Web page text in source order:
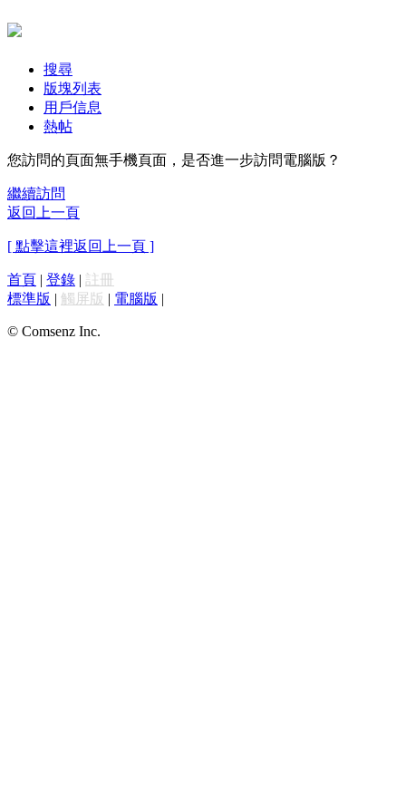
搜尋
版塊列表
用戶信息
熱帖
您訪問的頁面無手機頁面，是否進一步訪問電腦版？
繼續訪問
返回上一頁
[ 點擊這裡返回上一頁 ]
首頁 | 登錄 | 註冊
標準版 | 觸屏版 | 電腦版 |
© Comsenz Inc.